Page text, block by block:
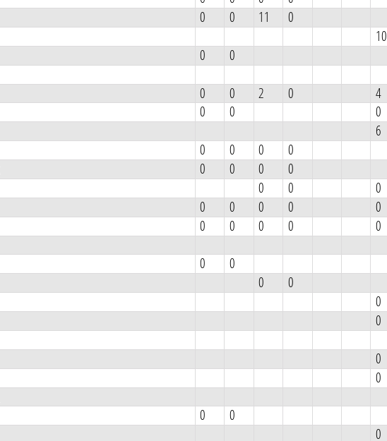
0 0 11 0
10
0 0
0 0 2 0 4
0 0 0
6
0 0 0 0
0 0 0 0
0 0 0
0 0 0 0 0
0 0 0 0 0
0 0
0 0
0
0
0
0
0 0
0